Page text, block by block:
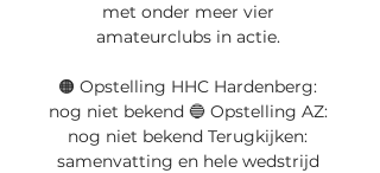
met onder meer vier
amateurclubs in actie.
🟠 Opstelling HHC Hardenberg:
nog niet bekend 🔵 Opstelling AZ:
nog niet bekend Terugkijken:
samenvatting en hele wedstrijd